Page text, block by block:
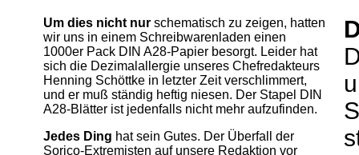
Um dies nicht nur schematisch zu zeigen, hatten
wir uns in einem Schreibwarenladen einen
1000er Pack DIN A28-Papier besorgt. Leider hat
sich die Dezimalallergie unseres Chefredakteurs
Henning Schöttke in letzter Zeit verschlimmert,
und er muß ständig heftig niesen. Der Stapel DIN
A28-Blätter ist jedenfalls nicht mehr aufzufinden.
Jedes Ding hat sein Gutes. Der Überfall der
Sorico-Extremisten auf unsere Redaktion vor